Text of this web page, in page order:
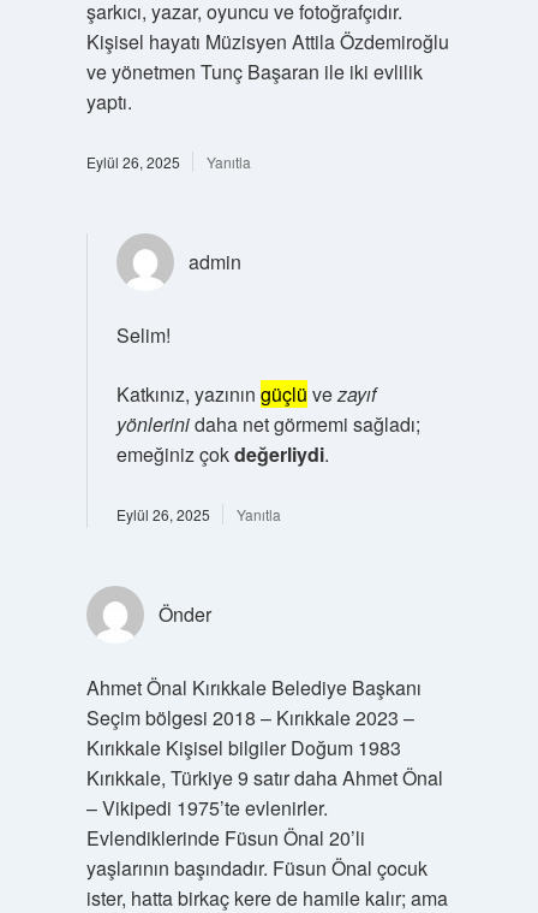
şarkıcı, yazar, oyuncu ve fotoğrafçıdır.
Kişisel hayatı Müzisyen Attila Özdemiroğlu
ve yönetmen Tunç Başaran ile iki evlilik
yaptı.
Eylül 26, 2025 Yanıtla
admin
Selim!
Katkınız, yazının güçlü vezayıf
yönlerinidaha net görmemi sağladı;
emeğiniz çokdeğerliydi.
Eylül 26, 2025 Yanıtla
Önder
Ahmet Önal Kırıkkale Belediye Başkanı
Seçim bölgesi 2018 – Kırıkkale 2023 –
Kırıkkale Kişisel bilgiler Doğum 1983
Kırıkkale, Türkiye 9 satır daha Ahmet Önal
– Vikipedi 1975’te evlenirler.
Evlendiklerinde Füsun Önal 20’li
yaşlarının başındadır. Füsun Önal çocuk
ister, hatta birkaç kere de hamile kalır; ama